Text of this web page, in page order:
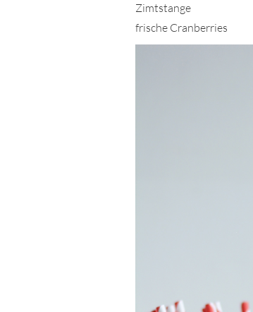
Zimtstange
frische Cranberries